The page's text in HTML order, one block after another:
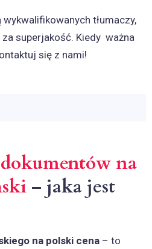
tłumaczy,
superjakość. Kiedy ważna
się z nami!
na
– jaka jest
na polski cena – to